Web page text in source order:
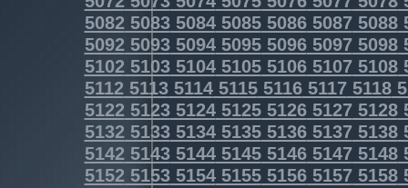
5082508350845085508650875088
5092509350945095509650975098
5102510351045105510651075108
5112511351145115511651175118
5122512351245125512651275128
5132513351345135513651375138
5142514351445145514651475148
5152515351545155515651575158